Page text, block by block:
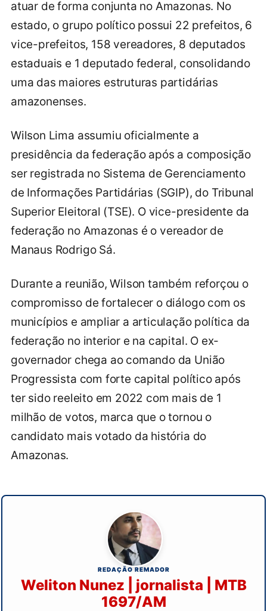
atuar de forma conjunta no Amazonas. No
estado, o grupo político possui 22 prefeitos, 6
vice-prefeitos, 158 vereadores, 8 deputados
estaduais e 1 deputado federal, consolidando
uma das maiores estruturas partidárias
amazonenses.
Wilson Lima assumiu oficialmente a
presidência da federação após a composição
ser registrada no Sistema de Gerenciamento
de Informações Partidárias (SGIP), do Tribunal
Superior Eleitoral (TSE). O vice-presidente da
federação no Amazonas é o vereador de
Manaus Rodrigo Sá.
Durante a reunião, Wilson também reforçou o
compromisso de fortalecer o diálogo com os
municípios e ampliar a articulação política da
federação no interior e na capital. O ex-
governador chega ao comando da União
Progressista com forte capital político após
ter sido reeleito em 2022 com mais de 1
milhão de votos, marca que o tornou o
candidato mais votado da história do
Amazonas.
REDAÇÃO REMADOR
Weliton Nunez | jornalista | MTB
1697/AM